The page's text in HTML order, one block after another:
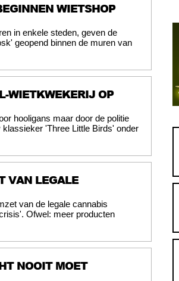
WIETSHOP
in enkele steden, geven de
geopend binnen de muren van
WIETKWEKERIJ OP
hooligans maar door de politie
'Three Little Birds' onder
VAN LEGALE
van de legale cannabis
Ofwel: meer producten
NOOIT MOET